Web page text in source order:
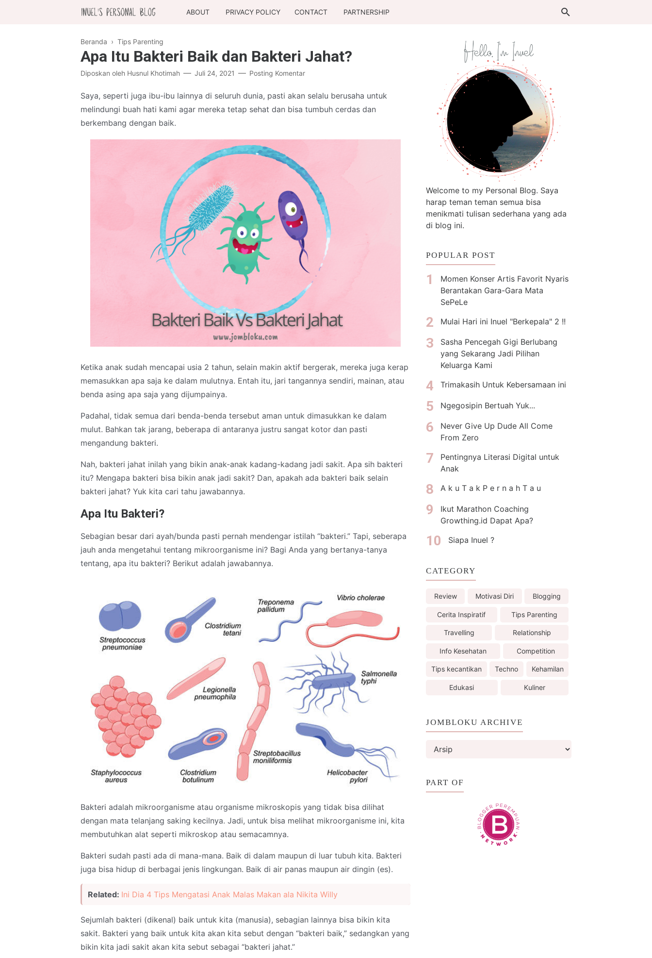
ABOUT PRIVACY POLICY CONTACT PARTNERSHIP
Beranda › Tips Parenting
Apa Itu Bakteri Baik dan Bakteri Jahat?
Diposkan oleh Husnul Khotimah Juli 24, 2021 Posting Komentar
Saya, seperti juga ibu-ibu lainnya di seluruh dunia, pasti akan selalu berusaha untuk
melindungi buah hati kami agar mereka tetap sehat dan bisa tumbuh cerdas dan
berkembang dengan baik.
Ketika anak sudah mencapai usia 2 tahun, selain makin aktif bergerak, mereka juga kerap
memasukkan apa saja ke dalam mulutnya. Entah itu, jari tangannya sendiri, mainan, atau
benda asing apa saja yang dijumpainya.
Padahal, tidak semua dari benda-benda tersebut aman untuk dimasukkan ke dalam
mulut. Bahkan tak jarang, beberapa di antaranya justru sangat kotor dan pasti
mengandung bakteri.
Nah, bakteri jahat inilah yang bikin anak-anak kadang-kadang jadi sakit. Apa sih bakteri
itu? Mengapa bakteri bisa bikin anak jadi sakit? Dan, apakah ada bakteri baik selain
bakteri jahat? Yuk kita cari tahu jawabannya.
Apa Itu Bakteri?
Sebagian besar dari ayah/bunda pasti pernah mendengar istilah “bakteri.” Tapi, seberapa
jauh anda mengetahui tentang mikroorganisme ini? Bagi Anda yang bertanya-tanya
tentang, apa itu bakteri? Berikut adalah jawabannya.
Bakteri adalah mikroorganisme atau organisme mikroskopis yang tidak bisa dilihat
dengan mata telanjang saking kecilnya. Jadi, untuk bisa melihat mikroorganisme ini, kita
membutuhkan alat seperti mikroskop atau semacamnya.
Bakteri sudah pasti ada di mana-mana. Baik di dalam maupun di luar tubuh kita. Bakteri
juga bisa hidup di berbagai jenis lingkungan. Baik di air panas maupun air dingin (es).
Related: Ini Dia 4 Tips Mengatasi Anak Malas Makan ala Nikita Willy
Sejumlah bakteri (dikenal) baik untuk kita (manusia), sebagian lainnya bisa bikin kita
sakit. Bakteri yang baik untuk kita akan kita sebut dengan “bakteri baik,” sedangkan yang
bikin kita jadi sakit akan kita sebut sebagai “bakteri jahat.”
Welcome to my Personal Blog. Saya
harap teman teman semua bisa
menikmati tulisan sederhana yang ada
di blog ini.
POPULAR POST
Momen Konser Artis Favorit Nyaris
Berantakan Gara-Gara Mata
SePeLe
Mulai Hari ini Inuel "Berkepala" 2 !!
Sasha Pencegah Gigi Berlubang
yang Sekarang Jadi Pilihan
Keluarga Kami
Trimakasih Untuk Kebersamaan ini
Ngegosipin Bertuah Yuk...
Never Give Up Dude All Come
From Zero
Pentingnya Literasi Digital untuk
Anak
A k u T a k P e r n a h T a u
Ikut Marathon Coaching
Growthing.id Dapat Apa?
Siapa Inuel ?
CATEGORY
Review Motivasi Diri Blogging
Cerita Inspiratif Tips Parenting
Travelling Relationship
Info Kesehatan Competition
Tips kecantikan Techno Kehamilan
Edukasi Kuliner
JOMBLOKU ARCHIVE
PART OF